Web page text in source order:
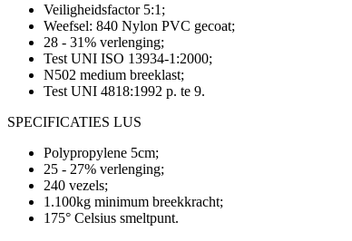
Veiligheidsfactor 5:1;
Weefsel: 840 Nylon PVC gecoat;
28 - 31% verlenging;
Test UNI ISO 13934-1:2000;
N502 medium breeklast;
Test UNI 4818:1992 p. te 9.
SPECIFICATIES LUS
Polypropylene 5cm;
25 - 27% verlenging;
240 vezels;
1.100kg minimum breekkracht;
175° Celsius smeltpunt.